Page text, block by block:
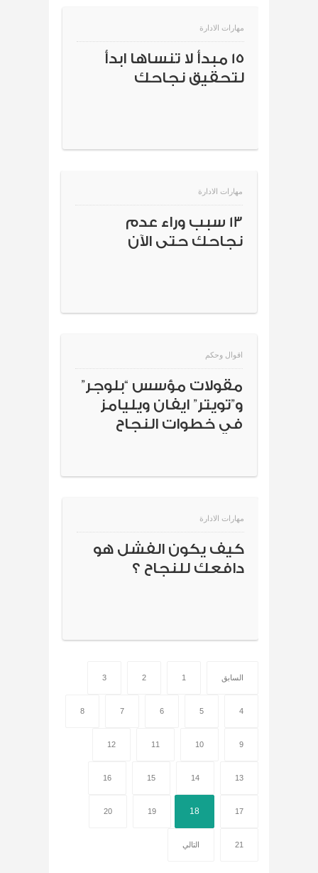
مهارات الادارة
15 مبدأ لا تنساها ابدأ
لتحقيق نجاحك
مهارات الادارة
13 سبب وراء عدم
نجاحك حتى الآن
اقوال وحكم
مقولات مؤسس “بلوجر”
و”تويتر” ايفان ويليامز
في خطوات النجاح
مهارات الادارة
كيف يكون الفشل هو
دافعك للنجاح ؟
السابق 1
2
3
4
5
6
7
8
9
10
11
12
13
14
15
16
17
18
19
20
21 التالي